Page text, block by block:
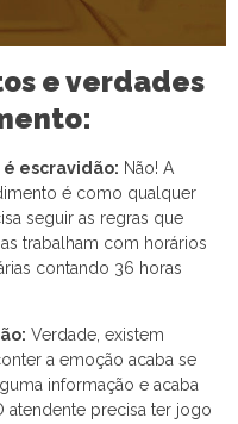
e verdades
escravidão: Não! A
é como qualquer
seguir as regras que
trabalham com horários
contando 36 horas
Verdade, existem
a emoção acaba se
informação e acaba
atendente precisa ter jogo